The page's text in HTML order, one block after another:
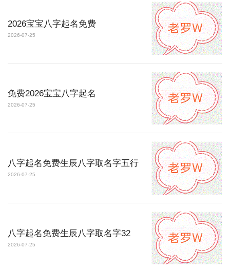
2026宝宝八字起名免费
2026-07-25
免费2026宝宝八字起名
2026-07-25
八字起名免费生辰八字取名字五行
2026-07-25
八字起名免费生辰八字取名字32
2026-07-25